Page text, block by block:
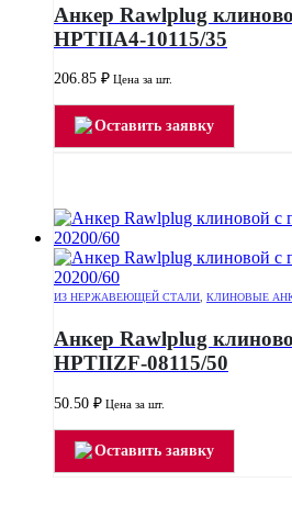
Анкер Rawlplug
HPTIIA4-10115/35
206.85 ₽ Цена за шт.
Оставить заявку
ИЗ НЕРЖАВЕЮЩЕЙ СТАЛИ, КЛИНОВЫЕ
Анкер Rawlplug
HPTIIZF-08115/50
50.50 ₽ Цена за шт.
Оставить заявку